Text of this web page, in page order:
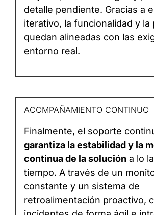
detalle pendiente. Gracias a
iterativo, la funcionalidad y la
quedan alineadas con las
entorno real.
ACOMPAÑAMIENTO CONTINUO
Finalmente, el soporte
garantiza la estabilidad y la
continua de la solución a lo
tiempo. A través de un
constante y un sistema de
retroalimentación proactivo,